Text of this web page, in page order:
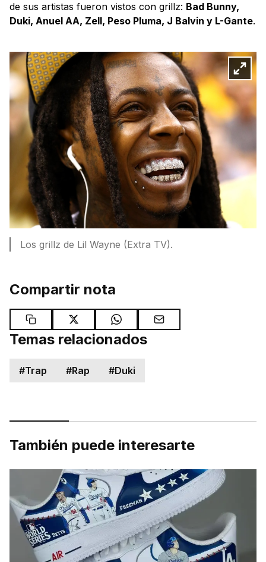
de sus artistas fueron vistos con grillz: Bad Bunny,
Duki, Anuel AA, Zell, Peso Pluma, J Balvin y L-Gante.
Los grillz de Lil Wayne (Extra TV).
Compartir nota
Temas relacionados
#Trap #Rap #Duki
También puede interesarte